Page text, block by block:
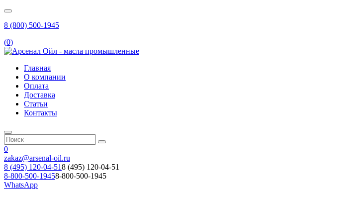
8 (800) 500-1945
(0)
Главная
О компании
Оплата
Доставка
Статьи
Контакты
0
zakaz@arsenal-oil.ru
8 (495) 120-04-518 (495) 120-04-51
8-800-500-19458-800-500-1945
WhatsApp